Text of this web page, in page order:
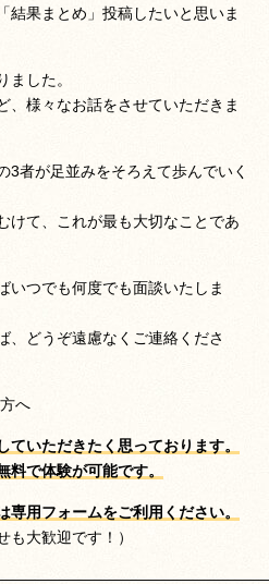
結果まとめ」投稿したいと思いま
ました。
、様々なお話をさせていただきま
3者が足並みをそろえて歩んでいく
けて、これが最も大切なことであ
いつでも何度でも面談いたしま
、どうぞ遠慮なくご連絡くださ
へ
ていただきたく思っております。
料で体験が可能です。
用フォームをご利用ください。
も大歓迎です！）